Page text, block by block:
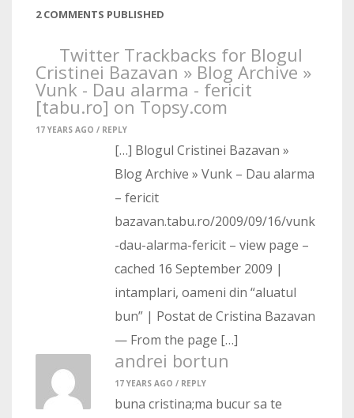
2 COMMENTS PUBLISHED
Twitter Trackbacks for Blogul
Cristinei Bazavan » Blog Archive »
Vunk - Dau alarma - fericit
[tabu.ro] on Topsy.com
17 YEARS AGO / REPLY
[…] Blogul Cristinei Bazavan »
Blog Archive » Vunk – Dau alarma
– fericit
bazavan.tabu.ro/2009/09/16/vunk
-dau-alarma-fericit – view page –
cached 16 September 2009 |
intamplari, oameni din “aluatul
bun” | Postat de Cristina Bazavan
— From the page […]
andrei bortun
17 YEARS AGO / REPLY
buna cristina;ma bucur sa te